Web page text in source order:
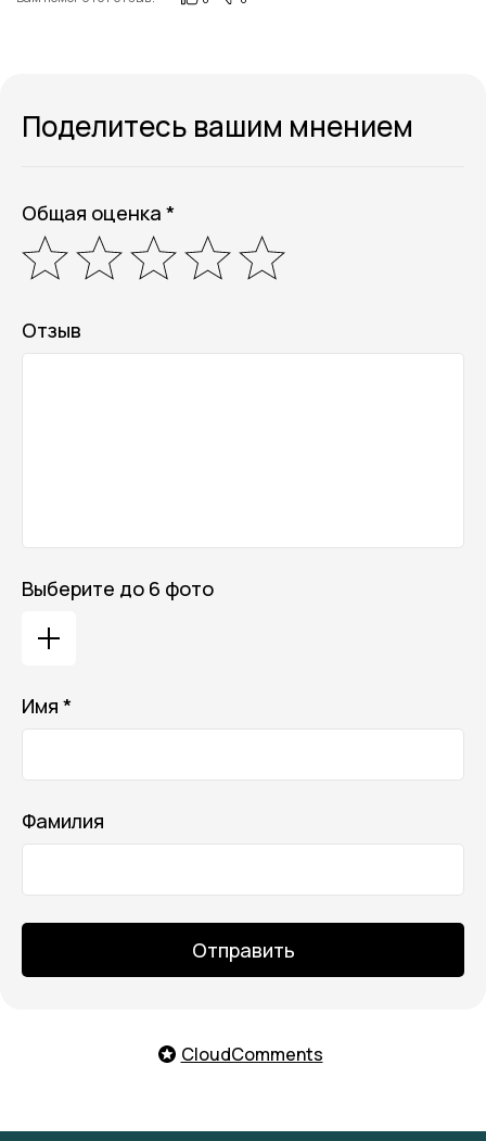
Поделитесь вашим мнением
Общая оценка *
Отзыв
Выберите до 6 фото
Имя *
Фамилия
Отправить
CloudComments